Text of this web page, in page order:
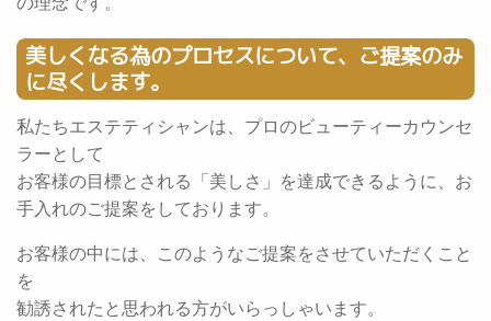
美しくなる為のプロセスについて、ご提案のみ
に尽くします。
私たちエステティシャンは、プロのビューティーカウンセ
ラーとして
お客様の目標とされる「美しさ」を達成できるように、お
手入れのご提案をしております。
お客様の中には、このようなご提案をさせていただくこと
を
勧誘されたと思われる方がいらっしゃいます。